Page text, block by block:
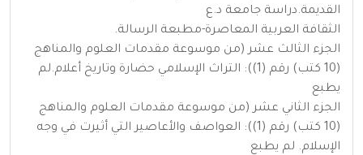
القديمة.دراسة جامعة د.ع
الثقافة العربية المعاصرة-مطبعة الرسالة.
الجزء الثالث عشر (من موسوعة مقدمات العلوم والمناهج
(10 كتب) رقم (1)): التراث الإسلامي حضارة وتاريخ أعلام.لم
يطبع
الجزء الثاني عشر (من موسوعة مقدمات العلوم والمناهج
(10 كتب) رقم (1)): العواصف والأعاصير التي أثيرت في وجه
الإسلام. لم يطبع